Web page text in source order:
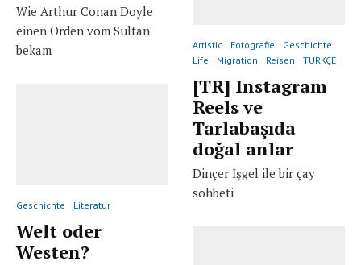
Wie Arthur Conan Doyle
einen Orden vom Sultan
bekam
Geschichte Literatur
Welt oder
Westen?
Artistic Fotografie
Geschichte
Life
Migration Reisen TÜRKÇE
[TR] Instagram
Reels ve
Tarlabaşıda
doğal anlar
Dinçer İşgel ile bir çay
sohbeti